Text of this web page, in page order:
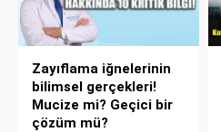
Zayıflama iğnelerinin
bilimsel gerçekleri!
Mucize mi? Geçici bir
çözüm mü?